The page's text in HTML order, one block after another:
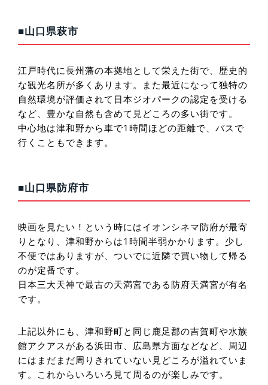
■山口県萩市
江戸時代に長州藩の本拠地として栄えた街で、歴史的
な観光名所が多くあります。また最近になって独特の
自然環境が評価されて日本ジオパークの認定を受ける
など、豊かな自然も含めて見どころの多い街です。
中心地は津和野から車で1時間ほどの距離で、バスで
行くこともできます。
■山口県防府市
映画を見たい！という時にはイオンシネマ防府が最寄
りとなり、津和野からは1時間半弱かかります。少し
不便ではありますが、ついでに近隣で買い物して帰る
のが定番です。
日本三大天神で最古の天満宮である防府天満宮が有名
です。
上記以外にも、津和野町と同じ鹿足郡の吉賀町や水族
館アクアスがある浜田市、広島県方面などなど、周辺
にはまだまだ周りきれていない見どころが溢れていま
す。これからいろいろ見て周るのが楽しみです。